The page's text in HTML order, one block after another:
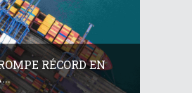
RÉCORD EN